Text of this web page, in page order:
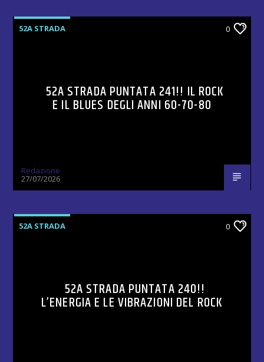
52A STRADA 0
52A STRADA PUNTATA 241!! IL ROCK
E IL BLUES DEGLI ANNI 60-70-80
Redazione
27/07/2026
52A STRADA 0
52A STRADA PUNTATA 240!!
L’ENERGIA E LE VIBRAZIONI DEL ROCK